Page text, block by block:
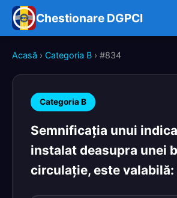
Chestionare DGPCI
Acasă › Categoria B › #834
Categoria B
Semnificaţia unui
instalat deasupra unei
circulaţie, este valabilă: